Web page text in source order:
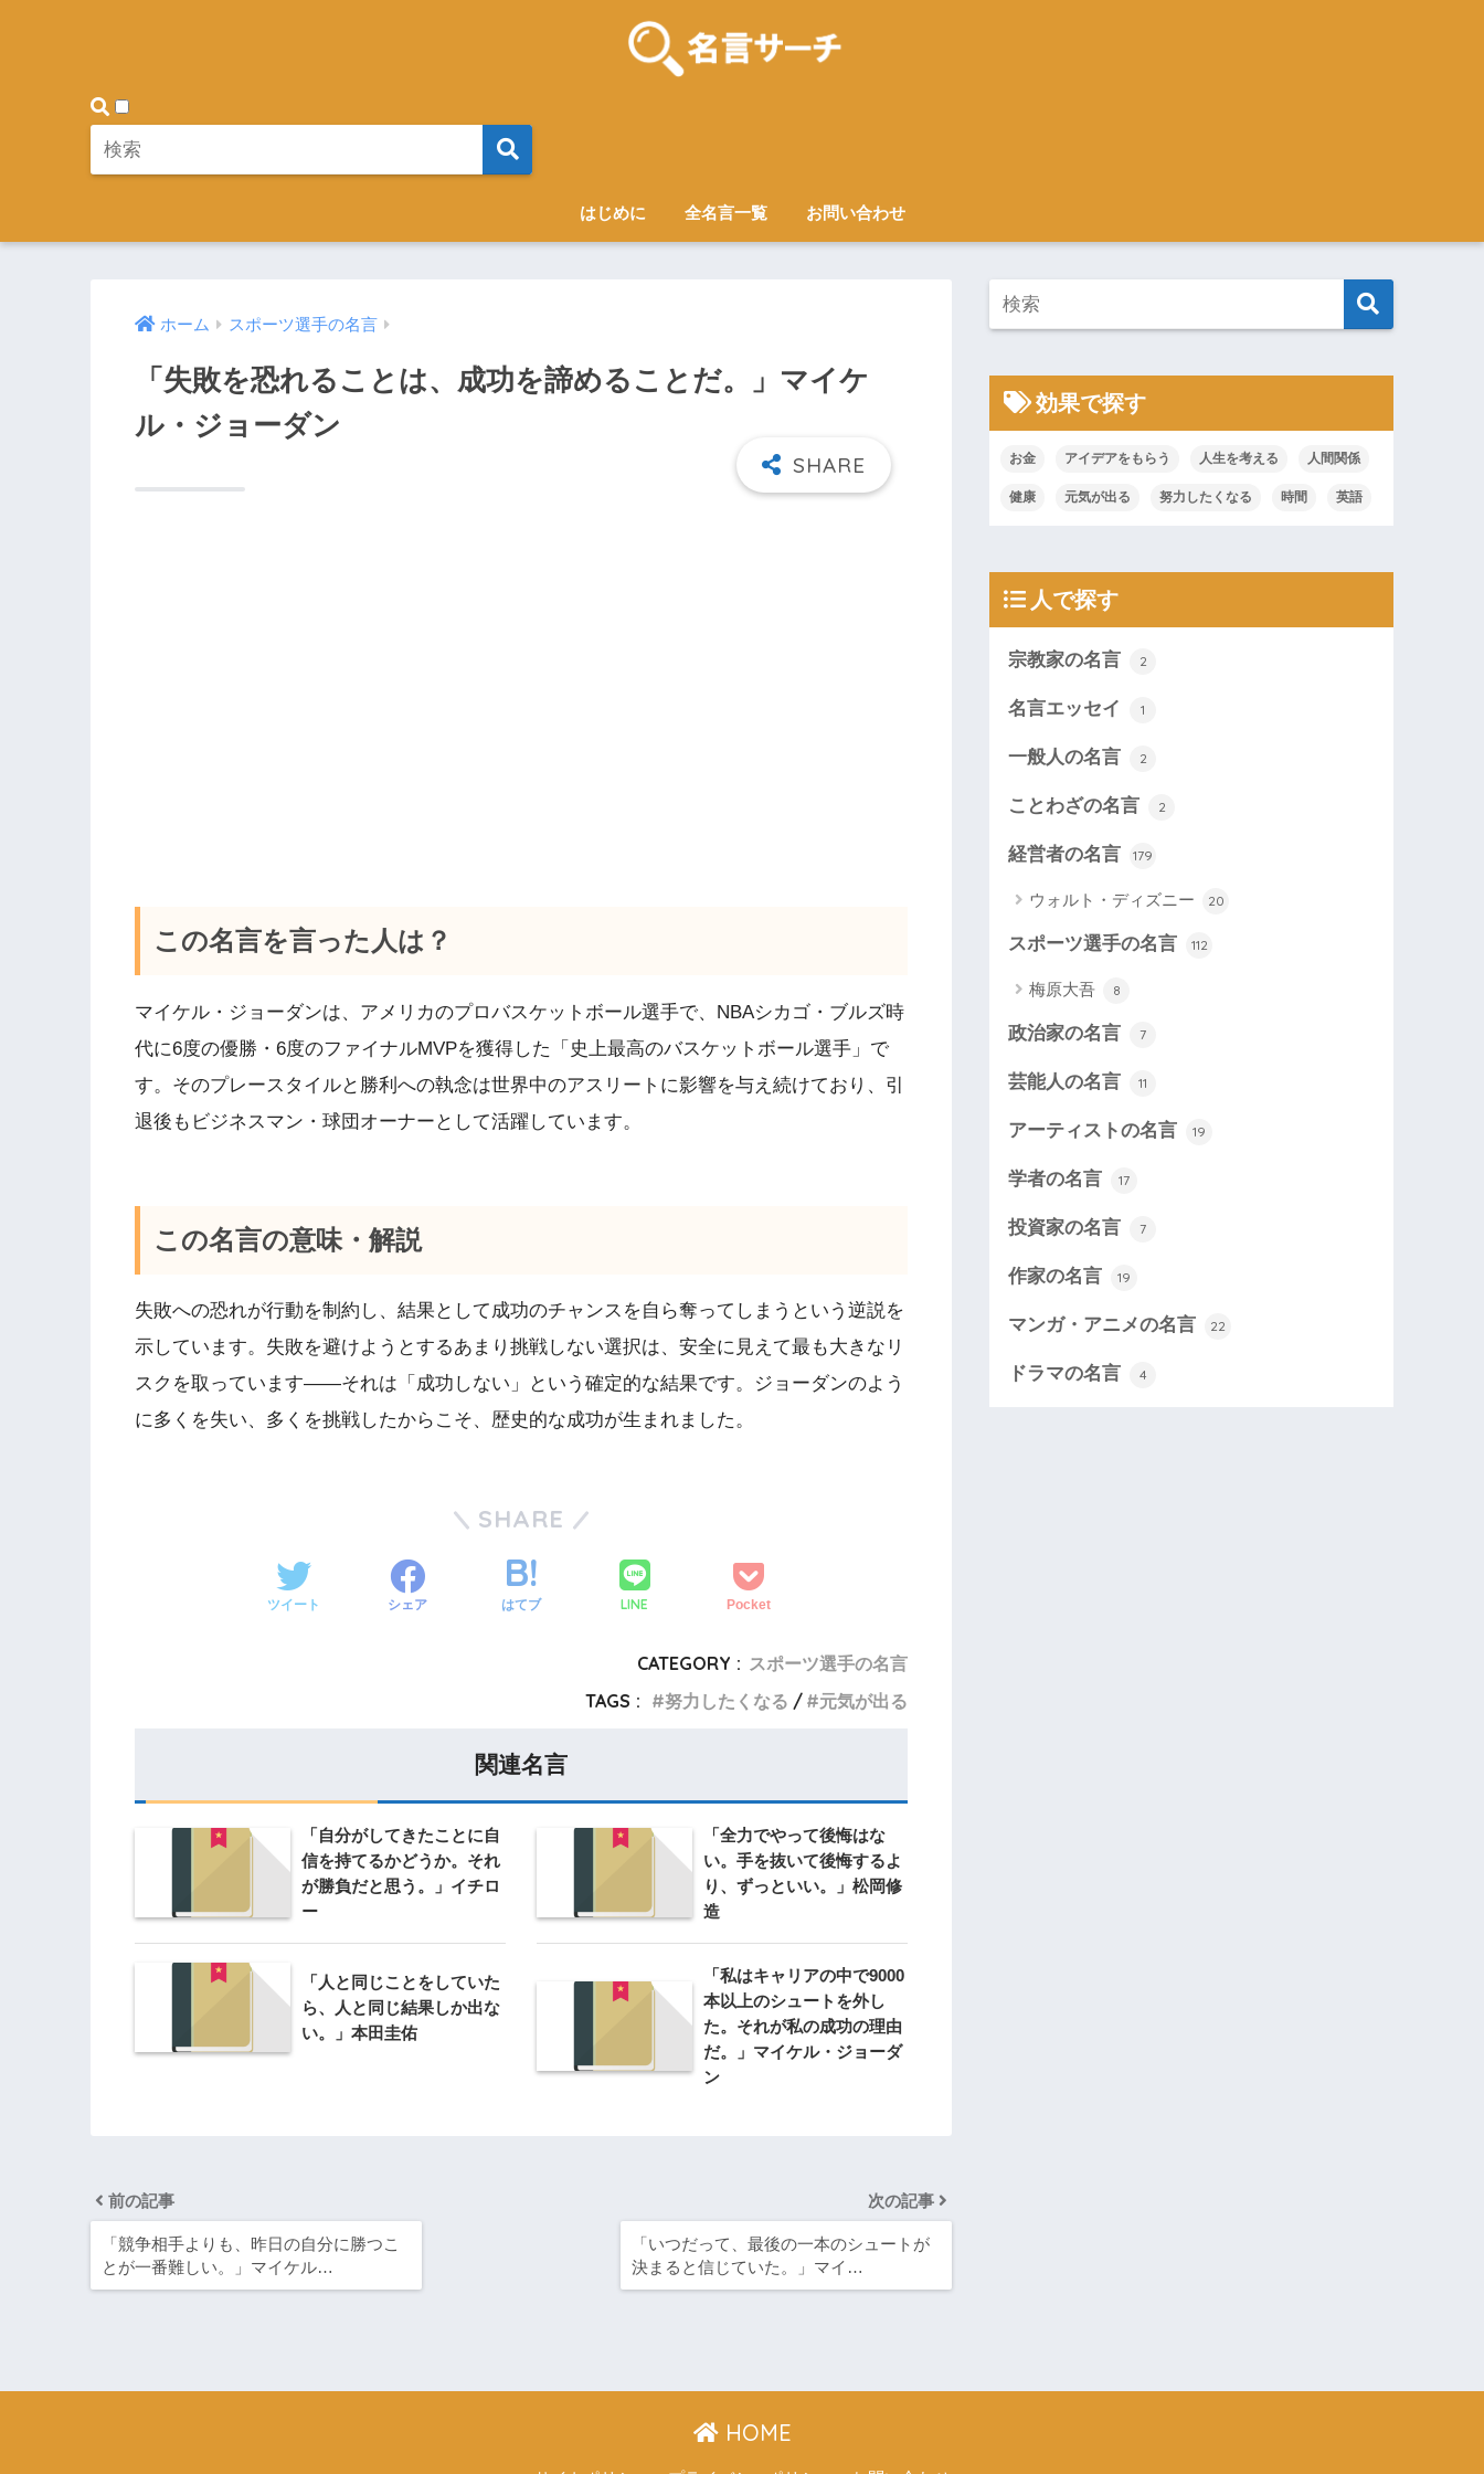
はじめに 全名言一覧 お問い合わせ
ホーム スポーツ選手の名言
「失敗を恐れることは、成功を諦めることだ。」マイケ
ル・ジョーダン
この名言を言った人は？
マイケル・ジョーダンは、アメリカのプロバスケットボール選手で、NBAシカゴ・ブルズ時
代に6度の優勝・6度のファイナルMVPを獲得した「史上最高のバスケットボール選手」で
す。そのプレースタイルと勝利への執念は世界中のアスリートに影響を与え続けており、引
退後もビジネスマン・球団オーナーとして活躍しています。
この名言の意味・解説
失敗への恐れが行動を制約し、結果として成功のチャンスを自ら奪ってしまうという逆説を
示しています。失敗を避けようとするあまり挑戦しない選択は、安全に見えて最も大きなリ
スクを取っています——それは「成功しない」という確定的な結果です。ジョーダンのよう
に多くを失い、多くを挑戦したからこそ、歴史的な成功が生まれました。
SHARE
ツイート シェア はてブ LINE Pocket
CATEGORY : スポーツ選手の名言
TAGS :
努力したくなる 元気が出る
関連名言
「自分がしてきたことに自
信を持てるかどうか。それ
が勝負だと思う。」イチロ
ー
「全力でやって後悔はな
い。手を抜いて後悔するよ
り、ずっといい。」松岡修
造
「人と同じことをしていた
ら、人と同じ結果しか出な
い。」本田圭佑
「私はキャリアの中で9000
本以上のシュートを外し
た。それが私の成功の理由
だ。」マイケル・ジョーダ
ン
前の記事
「競争相手よりも、昨日の自分に勝つこ
とが一番難しい。」マイケル…
次の記事
「いつだって、最後の一本のシュートが
決まると信じていた。」マイ…
効果で探す
お金 アイデアをもらう 人生を考える 人間関係
健康 元気が出る 努力したくなる 時間 英語
人で探す
宗教家の名言 2
名言エッセイ 1
一般人の名言 2
ことわざの名言 2
経営者の名言 179
ウォルト・ディズニー 20
スポーツ選手の名言 112
梅原大吾 8
政治家の名言 7
芸能人の名言 11
アーティストの名言 19
学者の名言 17
投資家の名言 7
作家の名言 19
マンガ・アニメの名言 22
ドラマの名言 4
HOME